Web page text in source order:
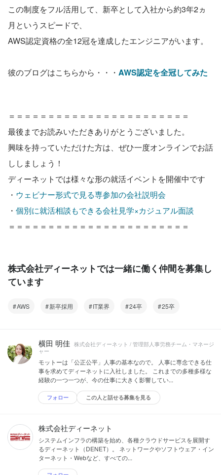
この制度をフル活用して、新卒として入社から約3年2ヵ
月というスピードで、
AWS認定資格の全12冠を達成したエンジニアがいます。
彼のブログはこちらから・・・ AWS認定を全冠してみた
＝＝＝＝＝＝＝＝＝＝＝＝＝＝＝＝＝＝＝＝＝＝＝
最後までお読みいただきありがとうございました。
興味を持っていただけた方は、ぜひ一度オンラインでお話
ししましょう！
ディーネットでは様々な形の就活イベントを開催中です
・ ウェビナー形式で見る専参加の会社説明会
・ 個別に就活相談もできる会社見学×カジュアル面談
＝＝＝＝＝＝＝＝＝＝＝＝＝＝＝＝＝＝＝＝＝＝＝
株式会社ディーネットでは一緒に働く仲間を募集し
ています
AWS 新卒採用 IT業界 24卒 25卒
横田 明佳 株式会社ディーネット / 管理部人事労務チーム・マネージ
ャー
モットーは「公正公平」人事の基本なので。 人事に専念できる仕
事を求めてディーネットに入社しました。 これまでの多種多様な
経験の一つ一つが、今の仕事に大きく影響してい...
フォロー この人と話せる募集を見る
株式会社ディーネット
システムインフラの構築を始め、各種クラウドサービスを展開す
るディーネット（DENET）。 ネットワークやソフトウェア・イン
ターネット・Webなど、すべての...